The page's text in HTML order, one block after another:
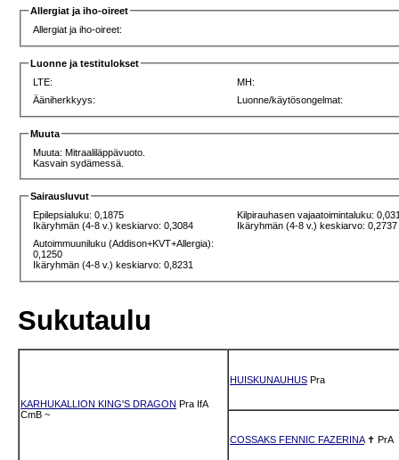
Allergiat ja iho-oireet
Allergiat ja iho-oireet:
Luonne ja testitulokset
LTE:
MH:
Ääniherkkyys:
Luonne/käytösongelmat:
Muuta
Muuta: Mitraaliläppävuoto.
Kasvain sydämessä.
Sairausluvut
Epilepsialuku: 0,1875
Ikäryhmän (4-8 v.) keskiarvo: 0,3084
Kilpirauhasen vajaatoimintaluku:
Ikäryhmän (4-8 v.) keskiarvo: 0,2737
Autoimmuuniluku (Addison+KVT+Allergia):
0,1250
Ikäryhmän (4-8 v.) keskiarvo: 0,8231
Sukutaulu
KARHUKALLION KING'S DRAGON Pra IfA
CmB ~
HUISKUNAUHUS Pra
COSSAKS FENNIC FAZERINA✝ PrA